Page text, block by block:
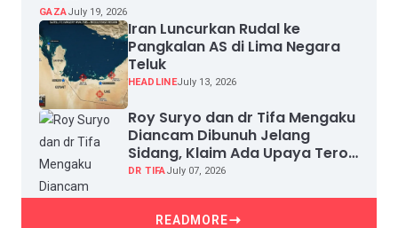
GAZAJuly 19, 2026
Iran Luncurkan Rudal ke
Pangkalan AS di Lima Negara
Teluk
HEADLINEJuly 13, 2026
Roy Suryo dan dr Tifa Mengaku
Diancam Dibunuh Jelang
Sidang, Klaim Ada Upaya Teror
dan Intimidasi
DR TIFAJuly 07, 2026
READMORE